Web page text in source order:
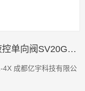
SV20GA1-4X/REXROTH力士乐液控单向阀SV20GA1-4X
4X 成都亿宇科技有限公